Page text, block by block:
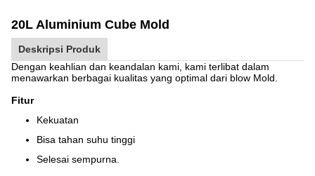
20L Aluminium Cube Mold
Deskripsi Produk
Dengan keahlian dan keandalan kami, kami terlibat dalam
menawarkan berbagai kualitas yang optimal dari blow Mold.
Fitur
Kekuatan
Bisa tahan suhu tinggi
Selesai sempurna.